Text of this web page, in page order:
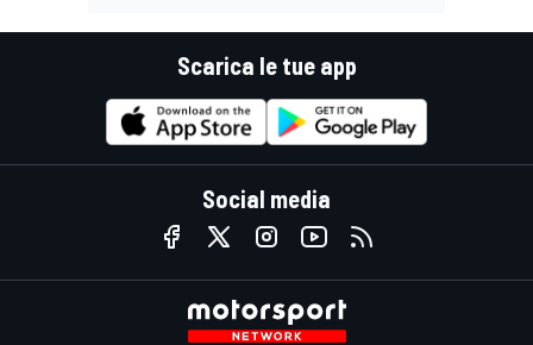
Scarica le tue app
Social media